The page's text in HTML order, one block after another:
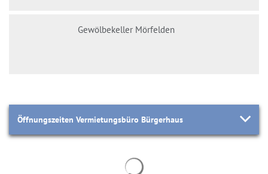
Gewölbekeller Mörfelden
Öffnungszeiten Vermietungsbüro Bürgerhaus